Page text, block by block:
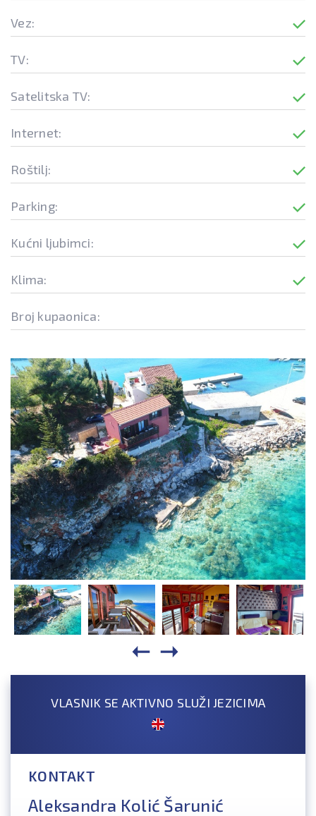
Vez:
TV:
Satelitska TV:
Internet:
Roštilj:
Parking:
Kućni ljubimci:
Klima:
Broj kupaonica:
VLASNIK SE AKTIVNO SLUŽI JEZICIMA
KONTAKT
Aleksandra Kolić Šarunić